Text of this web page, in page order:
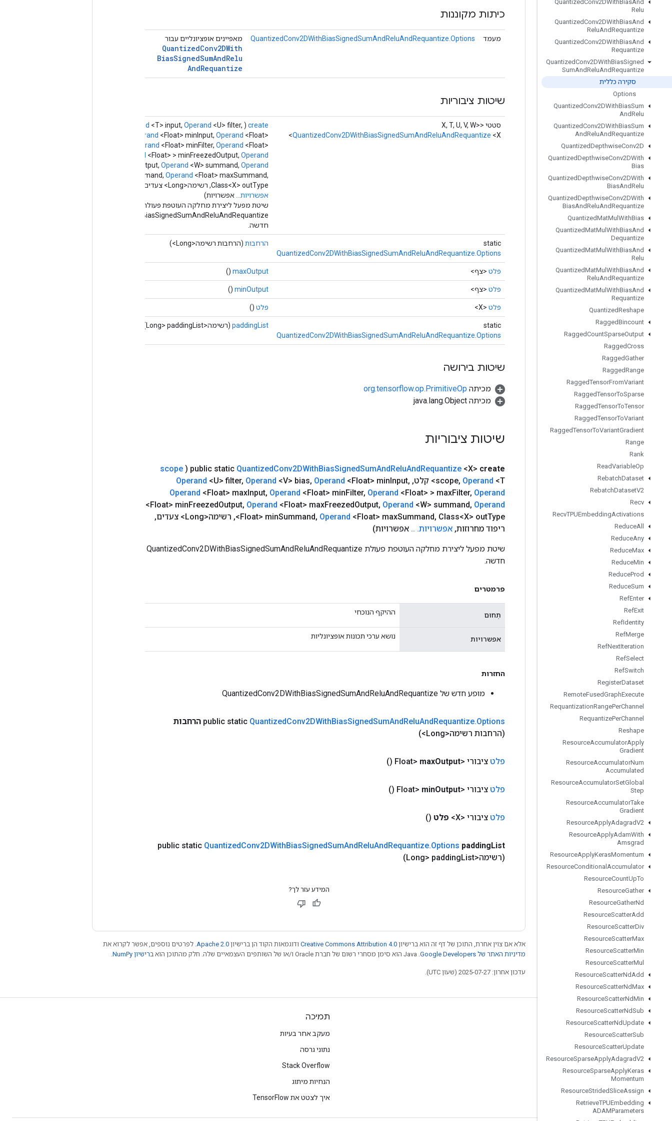
QuantizedConv2DWithBiasAnd
Relu
QuantizedConv2DWithBiasAnd
ReluAndRequantize
QuantizedConv2DWithBiasAnd
Requantize
QuantizedConv2DWithBiasSigned
SumAndReluAndRequantize
סקירה כללית
Options
QuantizedConv2DWithBiasSum
AndRelu
QuantizedConv2DWithBiasSum
AndReluAndRequantize
QuantizedDepthwiseConv2D
QuantizedDepthwiseConv2DWith
Bias
QuantizedDepthwiseConv2DWith
BiasAndRelu
QuantizedDepthwiseConv2DWith
BiasAndReluAndRequantize
QuantizedMatMul WithBias
QuantizedMatMul WithBiasAnd
Dequantize
QuantizedMatMul WithBiasAnd
Relu
QuantizedMatMul WithBiasAnd
ReluAndRequantize
QuantizedMatMul WithBiasAnd
Requantize
QuantizedReshape
RaggedBincount
RaggedCountSparseOutput
RaggedCross
RaggedGather
RaggedRange
RaggedTensorFromVariant
RaggedTensorToSparse
RaggedTensorToTensor
RaggedTensorToVariant
RaggedTensorToVariantGradient
Range
Rank
ReadVariableOp
RebatchDataset
RebatchDatasetV2
Recv
RecvTPUEmbeddingActivations
ReduceAll
ReduceAny
ReduceMax
ReduceMin
ReduceProd
ReduceSum
RefEnter
RefExit
RefIdentity
RefMerge
RefNextIteration
RefSelect
RefSwitch
RegisterDataset
RemoteFusedGraphExecute
RequantizationRangePerChannel
RequantizePerChannel
Reshape
ResourceAccumulatorApply
Gradient
ResourceAccumulatorNum
Accumulated
ResourceAccumulatorSetGlobal
Step
ResourceAccumulatorTake
Gradient
ResourceApplyAdagradV2
ResourceApplyAdamWith
Amsgrad
ResourceApplyKerasMomentum
ResourceConditional Accumulator
ResourceCountUpTo
ResourceGather
ResourceGatherNd
ResourceScatterAdd
ResourceScatterDiv
ResourceScatterMax
ResourceScatterMin
ResourceScatterMul
ResourceScatterNdAdd
ResourceScatterNdMax
ResourceScatterNdMin
ResourceScatterNdSub
ResourceScatterNdUpdate
ResourceScatterSub
ResourceScatterUpdate
ResourceSparseApplyAdagradV2
ResourceSparseApplyKeras
Momentum
ResourceStridedSliceAssign
RetrieveTPUEmbedding
ADAMParameters
כיתות מקוננות
מעמד QuantizedConv2DWithBiasSignedSumAndReluAndRequantize.Options מאפיינים אופציונליים עבור
QuantizedConv2DWith
BiasSignedSumAndRelu
AndRequantize
שיטות ציבוריות
סטטי <X, T, U, V, W>
QuantizedConv2DWithBiasSignedSumAndReluAndRequantize <X>
create
(
Operand <T> input, Operand <U> filter,
Operand <Float> minInput, Operand <Float>
Operand <Float> minFilter, Operand <Float>
<Float> > minFreezedOutput, Operand
<Float> maxFreezedOutput, Operand <W> summand, Operand
<Float> minSummand, Operand <Float> maxSummand,
Class<X> outType, רשימה<Long> צעדים, ריפוד מחרוזת,
אפשרויות...
אפשרויות)
שיטת מפעל ליצירת מחלקה העוטפת פעולת
QuantizedConv2DWithBiasSignedSumAndReluAndRequantize
חדשה.
static
QuantizedConv2DWithBiasSignedSumAndReluAndRequantize.Options
הרחבות (הרחבות רשימה<Long>)
פלט <צף> maxOutput
()
פלט <צף> minOutput
()
פלט <X> פלט ()
static
QuantizedConv2DWithBiasSignedSumAndReluAndRequantize.Options
paddingList (רשימה<Long> paddingList)
שיטות בירושה
מכיתה org.tensorflow.op.PrimitiveOp
מכיתה java.lang.Object
שיטות ציבוריות
public static QuantizedConv2DWithBiasSignedSumAndReluAndRequantize <X> create
(
scope
scope, Operand <T> קלט ,
Operand <U> filter, Operand <V> bias, Operand <Float> minInput,
Operand <Float> maxInput, Operand <Float> minFilter, Operand <Float> > maxFilter, Operand
<Float> minFreezedOutput, Operand <Float> maxFreezedOutput, Operand <W> summand, Operand
<Float> minSummand, Operand <Float> maxSummand, Class<X> outType
, רשימה<Long> צעדים
,
ריפוד מחרוזות, אפשרויות.
.
. אפשרויות)
שיטת מפעל ליצירת מחלקה העוטפת פעולת QuantizedConv2DWithBiasSignedSumAndReluAndRequantize
חדשה.
פרמטרים
תְחוּם ההיקף הנוכחי
אפשרויות נושא ערכי תכונות אופציונליות
החזרות
מופע חדש של QuantizedConv2DWithBiasSignedSumAndReluAndRequantize
public static QuantizedConv2DWithBiasSignedSumAndReluAndRequantize.Options
הרחבות
(הרחבות רשימה<Long>)
פלט ציבורי <Float> maxOutput
()
פלט ציבורי <Float> minOutput
()
פלט ציבורי <X> פלט ()
public static QuantizedConv2DWithBiasSignedSumAndReluAndRequantize.Options paddingList
(רשימה<Long> paddingList)
המידע עזר לך?
אלא אם צוין אחרת, התוכן של דף זה הוא ברישיון Creative Commons Attribution 4.0 ודוגמאות הקוד הן ברישיון Apache 2.0 . לפרטים נוספים, אפשר לקרוא את
מדיניות האתר של Google Developers‏
רישיון NumPy‏
עדכון אחרון: 2025-07-27 (שעון UTC).
פורום
Twitter
תמיכה
מעקב אחר בעיות
נתוני גרסה
Stack Overflow
הנחיות מיתוג
איך לצטט את TensorFlow